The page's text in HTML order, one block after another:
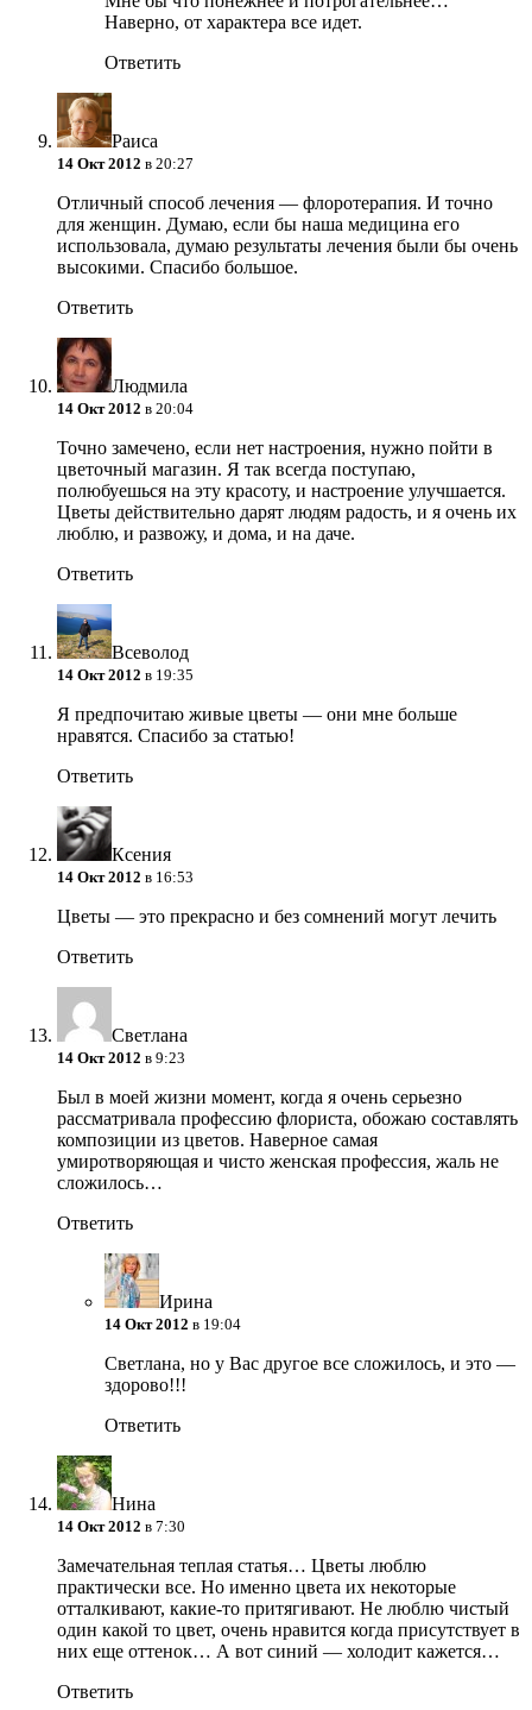
Наверно, от характера все идет.
Ответить
Раиса
14 Окт 2012 в 20:27
Отличный способ лечения — флоротерапия. И точно
для женщин. Думаю, если бы наша медицина его
использовала, думаю результаты лечения были бы очень
высокими. Спасибо большое.
Ответить
Людмила
14 Окт 2012 в 20:04
Точно замечено, если нет настроения, нужно пойти в
цветочный магазин. Я так всегда поступаю,
полюбуешься на эту красоту, и настроение улучшается.
Цветы действительно дарят людям радость, и я очень их
люблю, и развожу, и дома, и на даче.
Ответить
Всеволод
14 Окт 2012 в 19:35
Я предпочитаю живые цветы — они мне больше
нравятся. Спасибо за статью!
Ответить
Ксения
14 Окт 2012 в 16:53
Цветы — это прекрасно и без сомнений могут лечить
Ответить
Светлана
14 Окт 2012 в 9:23
Был в моей жизни момент, когда я очень серьезно
рассматривала профессию флориста, обожаю составлять
композиции из цветов. Наверное самая
умиротворяющая и чисто женская профессия, жаль не
сложилось…
Ответить
Ирина
14 Окт 2012 в 19:04
Светлана, но у Вас другое все сложилось, и это —
здорово!!!
Ответить
Нина
14 Окт 2012 в 7:30
Замечательная теплая статья… Цветы люблю
практически все. Но именно цвета их некоторые
отталкивают, какие-то притягивают. Не люблю чистый
один какой то цвет, очень нравится когда присутствует в
них еще оттенок… А вот синий — холодит кажется…
Ответить